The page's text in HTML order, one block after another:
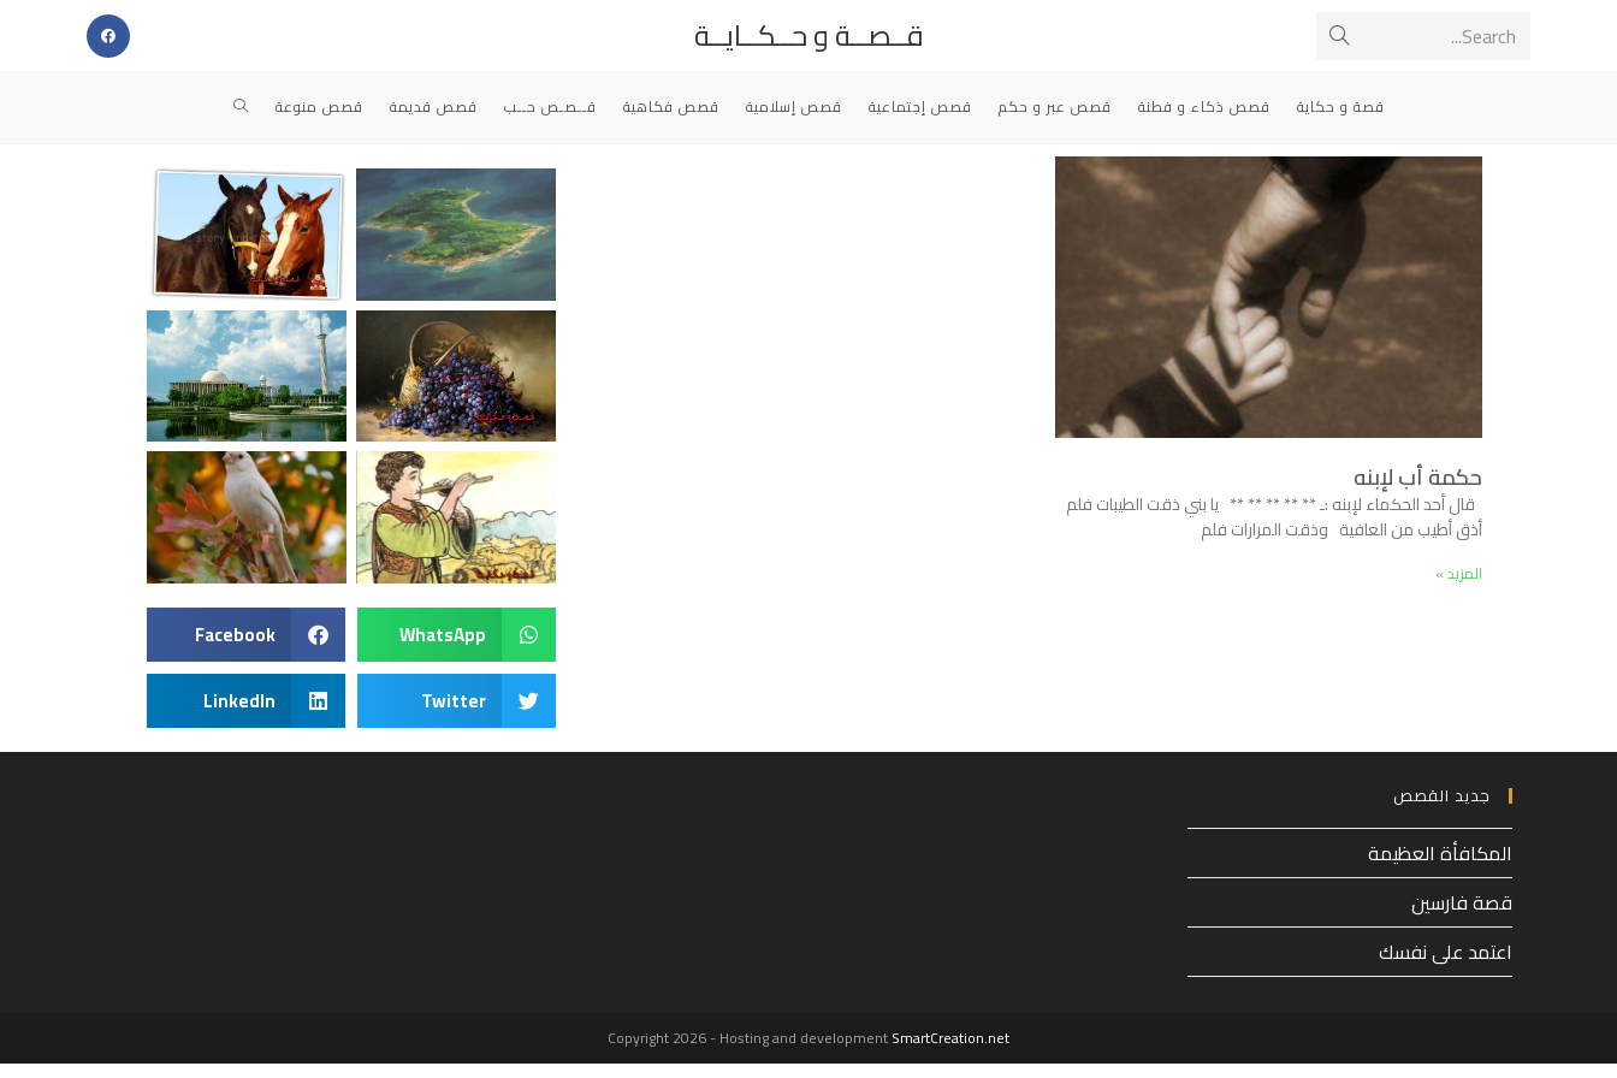
Search... قــصــة و حــكــايــة
قصة و حكاية قصص ذكاء و فطنة قصص عبر و حكم قصص إجتماعية قصص إسلامية قصص فكاهية قــصـص حــب قصص قديمة قصص منوعة
حكمة أب لإبنه
قال أحد الحكماء لإبنه :ـ ** ** ** ** ** يا بني ذقت الطيبات فلم
أذق أطيب من العافية وذقت المرارات فلم
المزيد »
WhatsApp
Facebook
Twitter
LinkedIn
جديد القصص
المكافأة العظيمة
قصة فارسين
اعتمد على نفسك
Copyright 2026 - Hosting and developmentSmartCreation.net